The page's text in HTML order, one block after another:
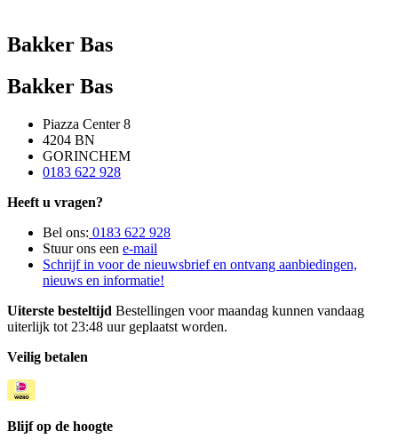
Bakker Bas
Bakker Bas
Piazza Center 8
4204 BN
GORINCHEM
0183 622 928
Heeft u vragen?
Bel ons: 0183 622 928
Stuur ons een e-mail
Schrijf in voor de nieuwsbrief en ontvang aanbiedingen,
nieuws en informatie!
Uiterste besteltijd Bestellingen voor maandag kunnen vandaag
uiterlijk tot 23:48 uur geplaatst worden.
Veilig betalen
Blijf op de hoogte